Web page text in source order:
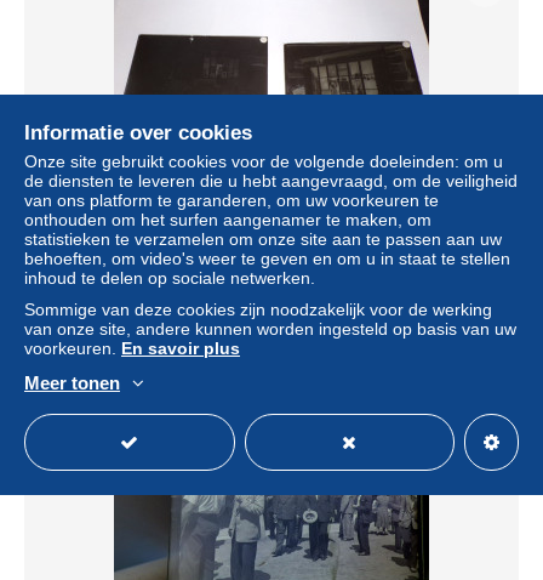
Plaque Photo Commerce Cordonnerie Veuve Masset
± US$ 17,34
Statuut Particulier
Informatie over cookies
Onze site gebruikt cookies voor de volgende doeleinden: om u
de diensten te leveren die u hebt aangevraagd, om de veiligheid
van ons platform te garanderen, om uw voorkeuren te
onthouden om het surfen aangenamer te maken, om
statistieken te verzamelen om onze site aan te passen aan uw
behoeften, om video's weer te geven en om u in staat te stellen
inhoud te delen op sociale netwerken.
Sommige van deze cookies zijn noodzakelijk voor de werking
van onze site, andere kunnen worden ingesteld op basis van uw
voorkeuren. En savoir plus
Meer tonen